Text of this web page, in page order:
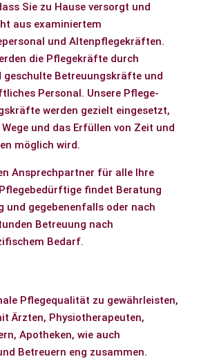
Sie zu Hause versorgt und
aus examiniertem
und Altenpflegekräften.
die Pflegekräfte durch
geschulte Betreuungskräfte und
Personal. Unsere Pflege-
werden gezielt eingesetzt,
und das Erfüllen von Zeit und
möglich wird.
Ansprechpartner für alle Ihre
findet Beratung
und gegebenenfalls oder nach
Betreuung nach
Bedarf.
Pflegequalität zu gewährleisten,
Ärzten, Physiotherapeuten,
Apotheken, wie auch
Betreuern eng zusammen.